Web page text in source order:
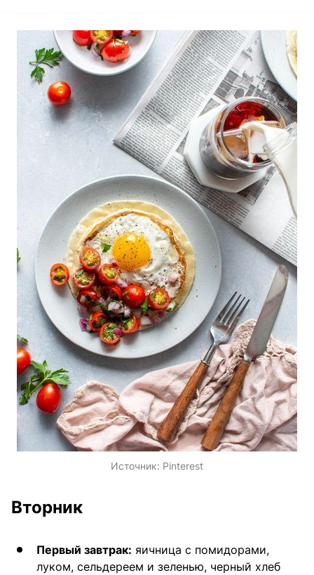
Источник: Pinterest
Вторник
Первый завтрак: яичница с помидорами,
луком, сельдереем и зеленью, черный хлеб